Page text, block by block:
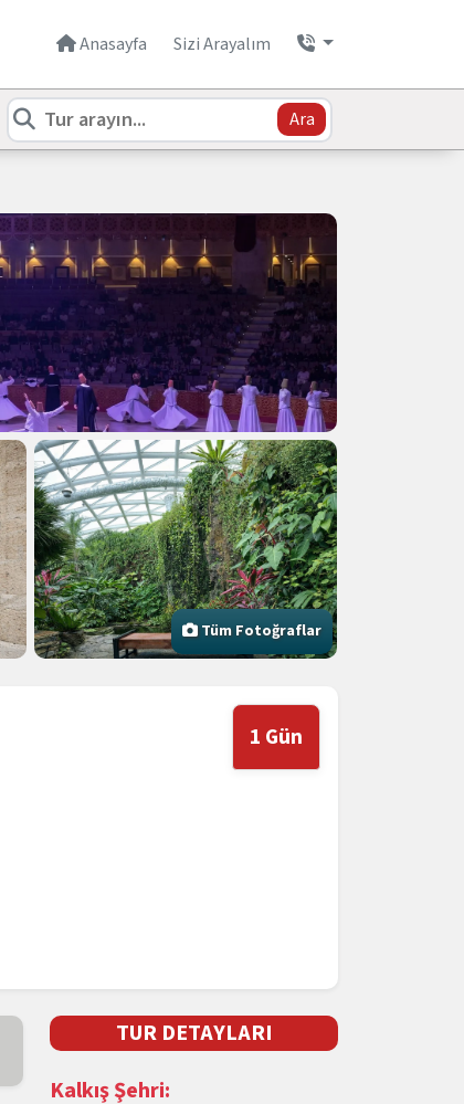
Anasayfa Sizi Arayalım
Ara
Tüm Fotoğraflar
1 Gün
TUR DETAYLARI
Kalkış Şehri: